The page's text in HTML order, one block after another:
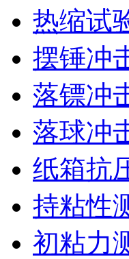
热缩试
摆锤冲
落镖冲
落球冲
纸箱抗
持粘性
初粘力